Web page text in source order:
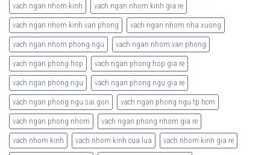
vach ngan nhom kinh vach ngan nhom kinh gia re
vach ngan nhom kinh van phong vach ngan nhom nha xuong
vach ngan nhom phong ngu vach ngan nhom van phong
vach ngan phong hop vach ngan phong hop gia re
vach ngan phong ngu vach ngan phong ngu gia re
vach ngan phong ngu sai gon vach ngan phong ngu tp hcm
vach ngan phong nhom vach ngan phong nhom gia re
vach nhom kinh vach nhom kinh cua lua vach nhom kinh gia re